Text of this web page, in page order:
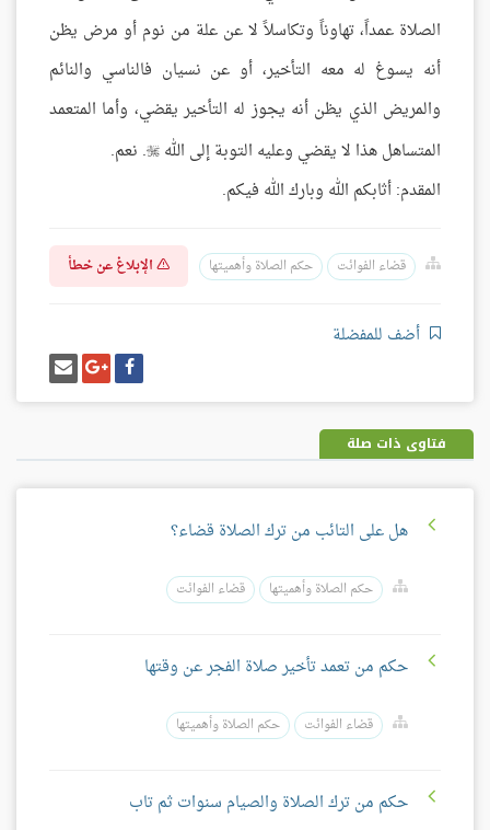
الصلاة عمداً، تهاوناً وتكاسلاً لا عن علة من نوم أو مرض يظن
أنه يسوغ له معه التأخير، أو عن نسيان فالناسي والنائم
والمريض الذي يظن أنه يجوز له التأخير يقضي، وأما المتعمد
المتساهل هذا لا يقضي وعليه التوبة إلى الله . نعم.
المقدم: أثابكم الله وبارك الله فيكم.
قضاء الفوائت حكم الصلاة وأهميتها الإبلاغ عن خطأ
أضف للمفضلة
شارك
على
فيسبوك
شارك
على
غوغل
بلس
إرسل
إيميل
فتاوى ذات صلة
هل على التائب من ترك الصلاة قضاء؟
حكم الصلاة وأهميتها قضاء الفوائت
حكم من تعمد تأخير صلاة الفجر عن وقتها
قضاء الفوائت حكم الصلاة وأهميتها
حكم من ترك الصلاة والصيام سنوات ثم تاب